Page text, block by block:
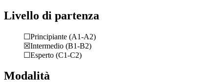
Livello di partenza
☐Principiante (A1-A2)
☒Intermedio (B1-B2)
☐Esperto (C1-C2)
Modalità